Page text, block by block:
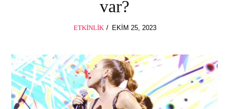
var?
ETKINLIK
POSTED
EKIM 25, 2023